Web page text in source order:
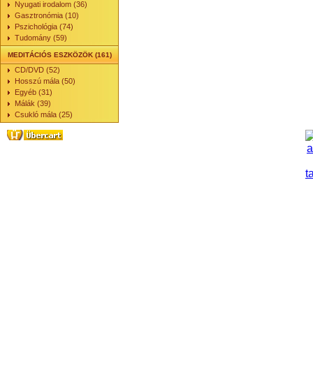
Nyugati irodalom (36)
Gasztronómia (10)
Pszichológia (74)
Tudomány (59)
MEDITÁCIÓS ESZKÖZÖK (161)
CD/DVD (52)
Hosszú mála (50)
Egyéb (31)
Málák (39)
Csukló mála (25)